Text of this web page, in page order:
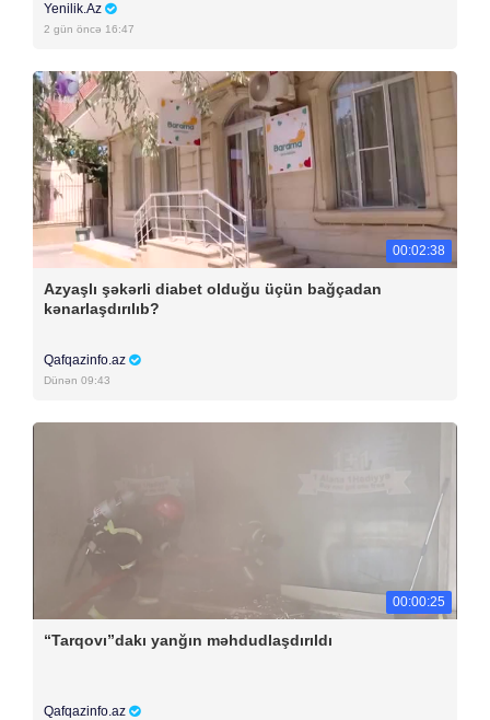
Yenilik.Az
2 gün öncə 16:47
00:02:38
Azyaşlı şəkərli diabet olduğu üçün bağçadan
kənarlaşdırılıb?
Qafqazinfo.az
Dünən 09:43
00:00:25
“Tarqovı”dakı yanğın məhdudlaşdırıldı
Qafqazinfo.az